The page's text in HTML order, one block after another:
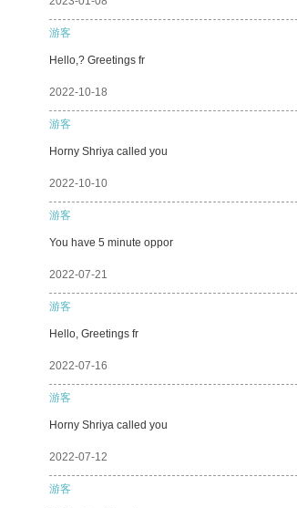
游客
Hello,? Greetings fr
2022-10-18
游客
Horny Shriya called you
2022-10-10
游客
You have 5 minute oppor
2022-07-21
游客
Hello, Greetings fr
2022-07-16
游客
Horny Shriya called you
2022-07-12
游客